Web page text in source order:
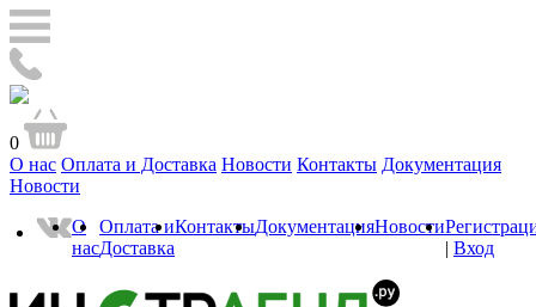
0
О нас Оплата и Доставка Новости Контакты Документация
Новости
О
нас
Оплата и
Доставка
КонтактыДокументацияНовости
| Вход